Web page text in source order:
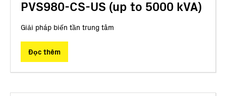
PVS980-CS-US (up to 5000 kVA)
Giải pháp biến tần trung tâm
Đọc thêm